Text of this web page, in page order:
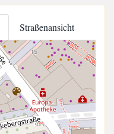
Straßenansicht